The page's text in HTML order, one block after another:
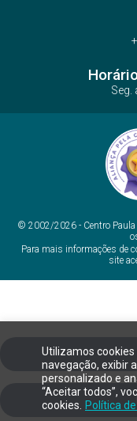
Utilizamos
navegação, exibir
personalizado e
“Aceitar todos”,
cookies.
Política
Seg.
© 2002/2026 - Centro Paula
Para mais informações de
site